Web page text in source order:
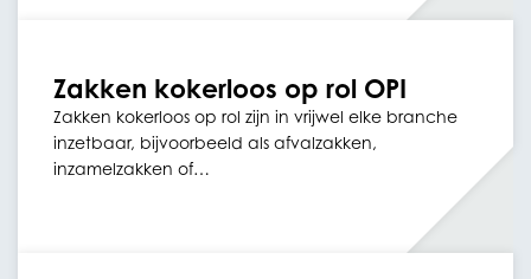
Zakken kokerloos op rol OPI
Zakken kokerloos op rol zijn in vrijwel elke branche
inzetbaar, bijvoorbeeld als afvalzakken,
inzamelzakken of…